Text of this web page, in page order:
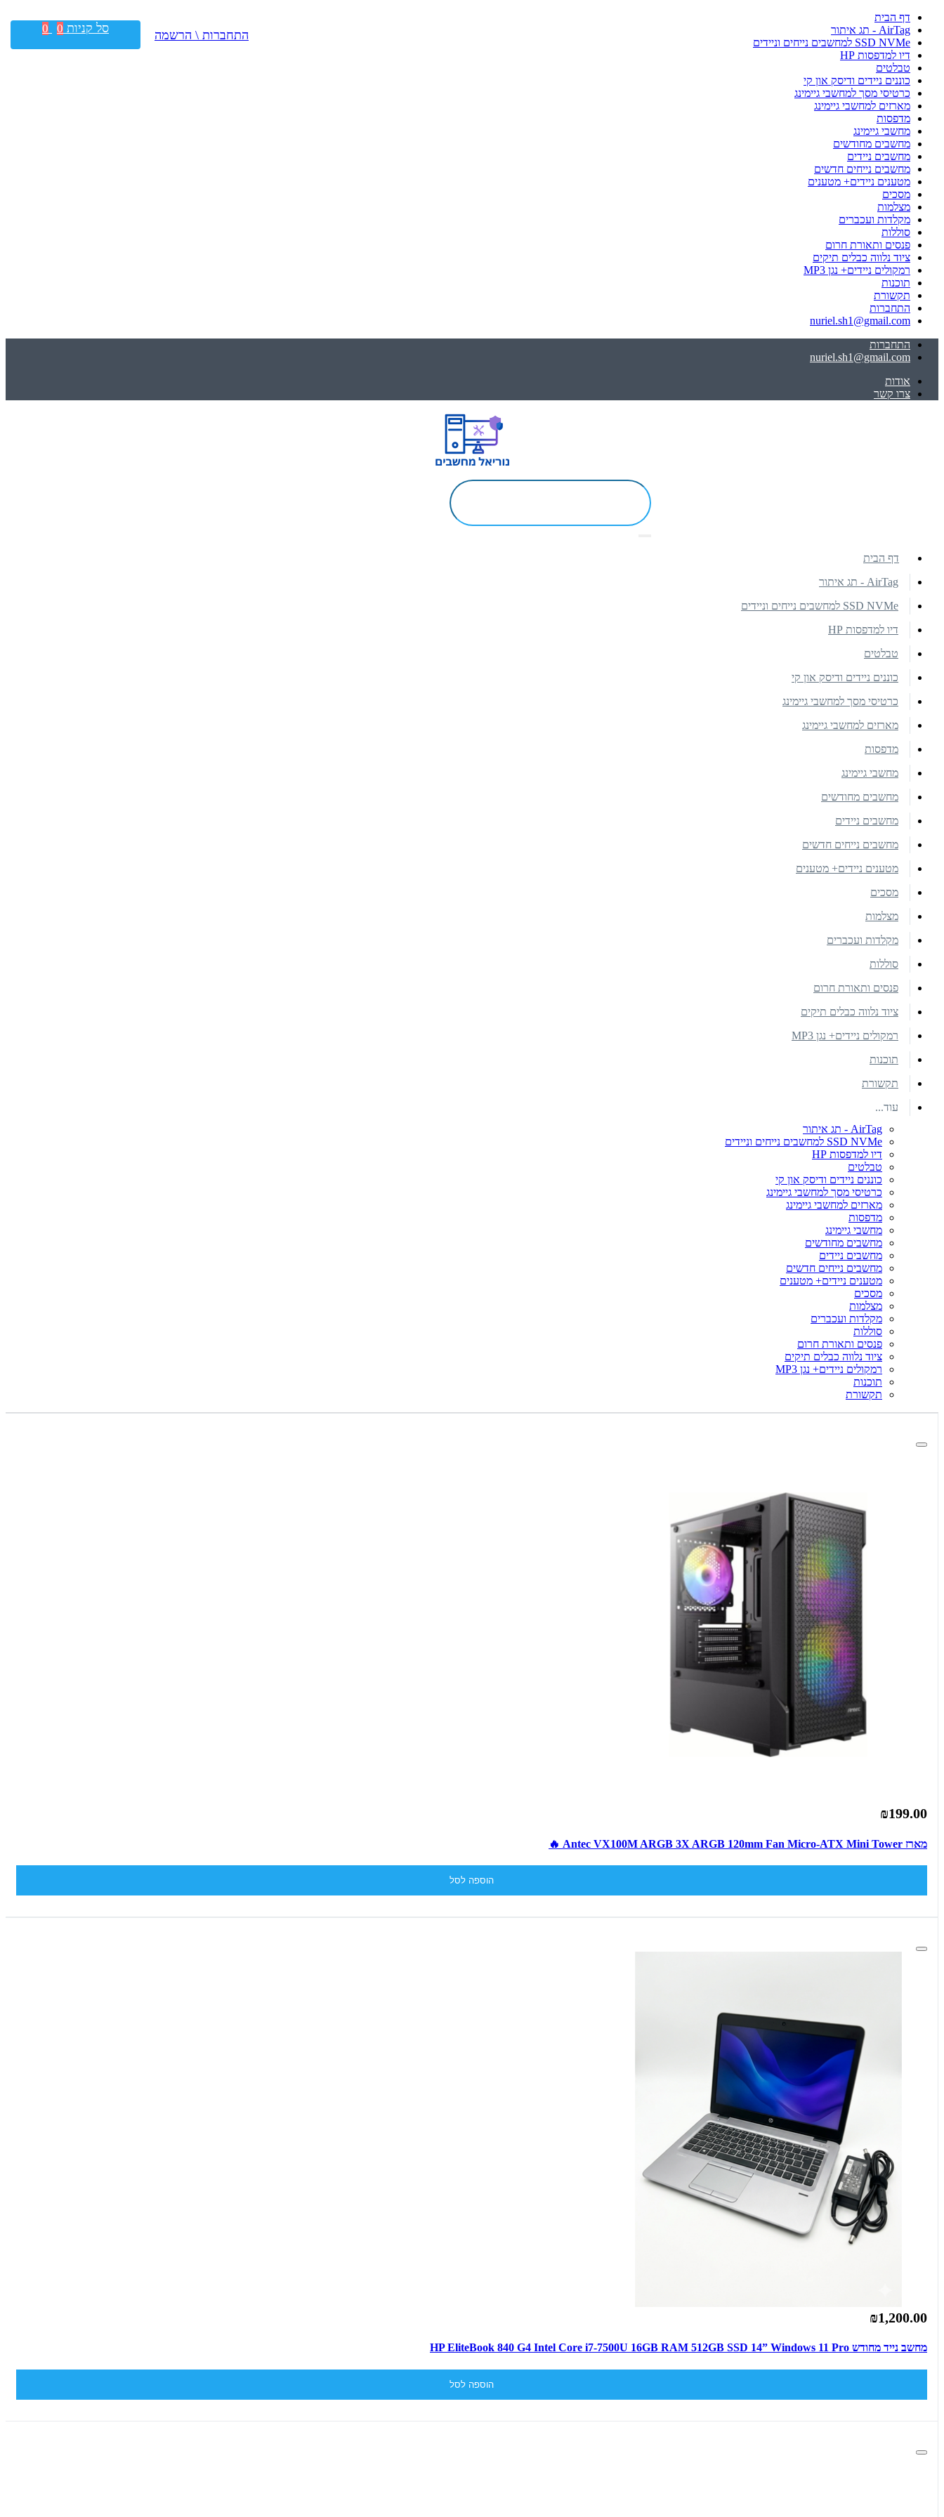
דף הבית
AirTag - תג איתור
SSD NVMe למחשבים נייחים וניידים
דיו למדפסות HP
טבלטים
כוננים ניידים ודיסק און קי
כרטיסי מסך למחשבי גיימינג
מארזים למחשבי גיימינג
מדפסות
מחשבי גיימינג
מחשבים מחודשים
מחשבים ניידים
מחשבים נייחים חדשים
מטענים ניידים+ מטענים
מסכים
מצלמות
מקלדות ועכברים
סוללות
פנסים ותאורת חרום
ציוד נלווה כבלים תיקים
רמקולים ניידים+ נגן MP3
תוכנות
תקשורת
התחברות
nuriel.sh1@gmail.com
התחברות
nuriel.sh1@gmail.com
אודות
צרו קשר
התחברות \ הרשמה סל קניות 0
0
דף הבית
AirTag - תג איתור
SSD NVMe למחשבים נייחים וניידים
דיו למדפסות HP
טבלטים
כוננים ניידים ודיסק און קי
כרטיסי מסך למחשבי גיימינג
מארזים למחשבי גיימינג
מדפסות
מחשבי גיימינג
מחשבים מחודשים
מחשבים ניידים
מחשבים נייחים חדשים
מטענים ניידים+ מטענים
מסכים
מצלמות
מקלדות ועכברים
סוללות
פנסים ותאורת חרום
ציוד נלווה כבלים תיקים
רמקולים ניידים+ נגן MP3
תוכנות
תקשורת
עוד...
AirTag - תג איתור
SSD NVMe למחשבים נייחים וניידים
דיו למדפסות HP
טבלטים
כוננים ניידים ודיסק און קי
כרטיסי מסך למחשבי גיימינג
מארזים למחשבי גיימינג
מדפסות
מחשבי גיימינג
מחשבים מחודשים
מחשבים ניידים
מחשבים נייחים חדשים
מטענים ניידים+ מטענים
מסכים
מצלמות
מקלדות ועכברים
סוללות
פנסים ותאורת חרום
ציוד נלווה כבלים תיקים
רמקולים ניידים+ נגן MP3
תוכנות
תקשורת
₪199.00
מארז Antec VX100M ARGB 3X ARGB 120mm Fan Micro-ATX Mini Tower 🔥
הוספה לסל
₪1,200.00
מחשב נייד מחודש HP EliteBook 840 G4 Intel Core i7-7500U 16GB RAM 512GB SSD 14” Windows 11 Pro
הוספה לסל